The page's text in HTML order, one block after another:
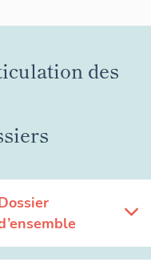
des